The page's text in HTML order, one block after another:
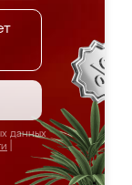
данных